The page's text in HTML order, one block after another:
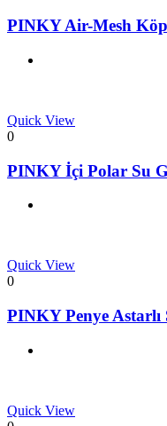
PINKY Air-Mesh
Quick View
0
PINKY İçi Polar Su
Quick View
0
PINKY Penye
Quick View